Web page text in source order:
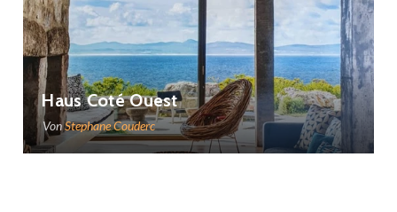
Haus Coté Ouest
VonStephane Couderc